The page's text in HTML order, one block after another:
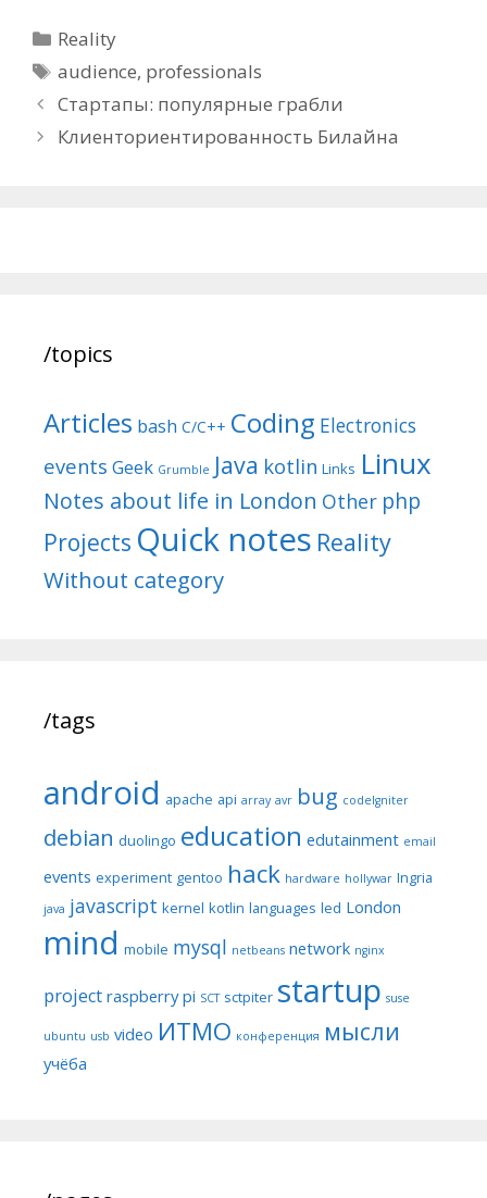
Categories
Reality
Tags
audience, professionals
Post
navigation
Стартапы: популярные грабли
Клиенториентированность Билайна
/topics
Articles bash C/C++ Coding Electronics
events Geek Grumble Java kotlin Links Linux
Notes about life in London Other php
Projects Quick notes Reality
Without category
/tags
android apache api array avr bug codeIgniter
debian duolingo education edutainment email
events experiment gentoo hack hardware hollywar Ingria
java javascript kernel kotlin languages led London
mind mobile mysql netbeans network nginx
project raspberry pi SCT sctpiter startup suse
ubuntu usb video ИТМО конференция мысли
учёба